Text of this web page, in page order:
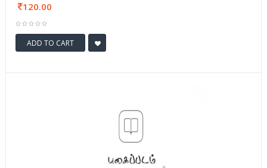
120.00
ADD TO CART